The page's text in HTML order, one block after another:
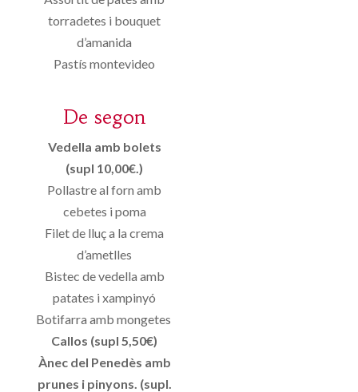
torradetes i bouquet
d’amanida
Pastís montevideo
De segon
Vedella amb bolets
(supl 10,00€.)
Pollastre al forn amb
cebetes i poma
Filet de lluç a la crema
d’ametlles
Bistec de vedella amb
patates i xampinyó
Botifarra amb mongetes
Callos (supl 5,50€)
Ànec del Penedès amb
prunes i pinyons. (supl.